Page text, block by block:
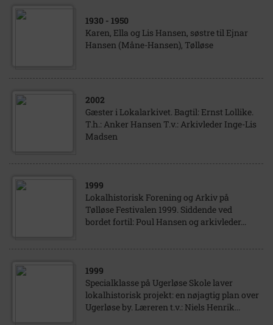
1930 - 1950
Karen, Ella og Lis Hansen, søstre til Ejnar
Hansen (Måne-Hansen), Tølløse
2002
Gæster i Lokalarkivet. Bagtil: Ernst Lollike.
T.h.: Anker Hansen T.v.: Arkivleder Inge-Lis
Madsen
1999
Lokalhistorisk Forening og Arkiv på
Tølløse Festivalen 1999. Siddende ved
bordet fortil: Poul Hansen og arkivleder...
1999
Specialklasse på Ugerløse Skole laver
lokalhistorisk projekt: en nøjagtig plan over
Ugerløse by. Læreren t.v.: Niels Henrik...